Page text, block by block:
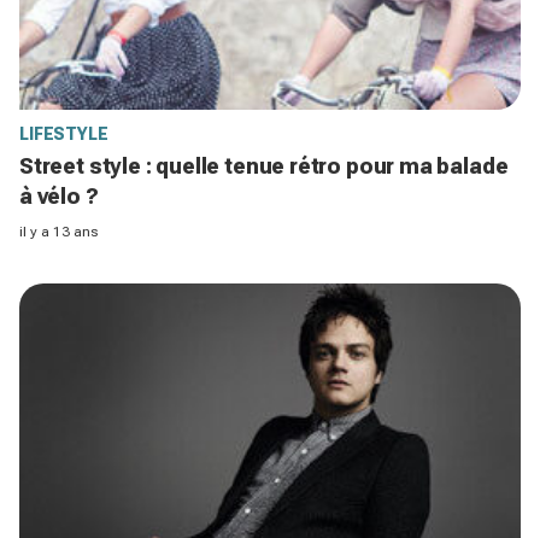
LIFESTYLE
Street style : quelle tenue rétro pour ma balade
à vélo ?
il y a 13 ans